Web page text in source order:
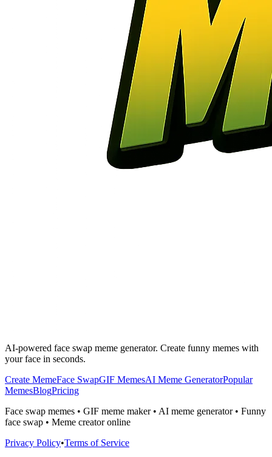
AI-powered face swap meme generator. Create funny memes with
your face in seconds.
Create MemeFace SwapGIF MemesAI Meme GeneratorPopular
MemesBlogPricing
Face swap memes • GIF meme maker • AI meme generator • Funny
face swap • Meme creator online
Privacy Policy•Terms of Service